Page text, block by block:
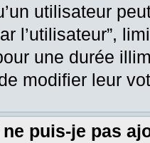
utilisateur
l’utilisateur”,
une durée
modifier leur
puis-je pas